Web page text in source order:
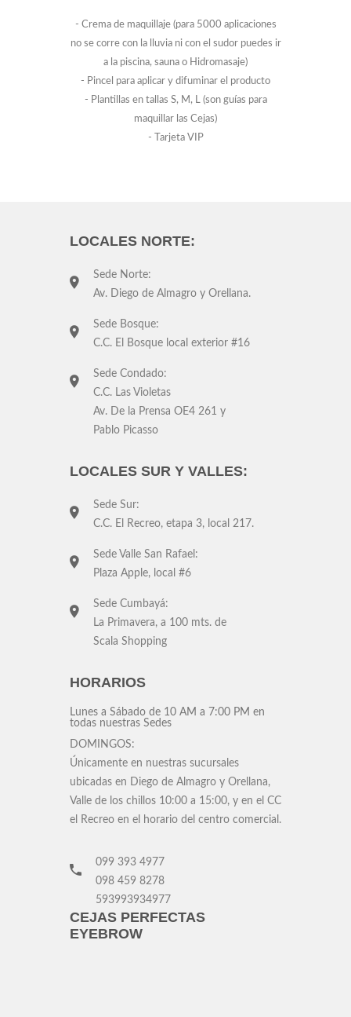
- Crema de maquillaje (para 5000 aplicaciones
no se corre con la lluvia ni con el sudor puedes ir
a la piscina, sauna o Hidromasaje)
- Pincel para aplicar y difuminar el producto
- Plantillas en tallas S, M, L (son guías para
maquillar las Cejas)
- Tarjeta VIP
LOCALES NORTE:
Sede Norte:
Av. Diego de Almagro y Orellana.
Sede Bosque:
C.C. El Bosque local exterior #16
Sede Condado:
C.C. Las Violetas
Av. De la Prensa OE4 261 y
Pablo Picasso
LOCALES SUR Y VALLES:
Sede Sur:
C.C. El Recreo, etapa 3, local 217.
Sede Valle San Rafael:
Plaza Apple, local #6
Sede Cumbayá:
La Primavera, a 100 mts. de
Scala Shopping
HORARIOS
Lunes a Sábado de 10 AM a 7:00 PM en
todas nuestras Sedes
DOMINGOS:
Únicamente en nuestras sucursales
ubicadas en Diego de Almagro y Orellana,
Valle de los chillos 10:00 a 15:00, y en el CC
el Recreo en el horario del centro comercial.
099 393 4977
098 459 8278
593993934977
CEJAS PERFECTAS
EYEBROW